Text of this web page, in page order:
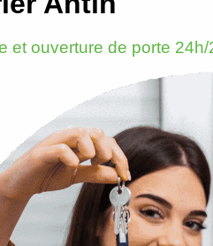
et ouverture de porte 24h/